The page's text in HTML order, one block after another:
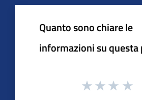
Quanto sono chiare le
informazioni su questa